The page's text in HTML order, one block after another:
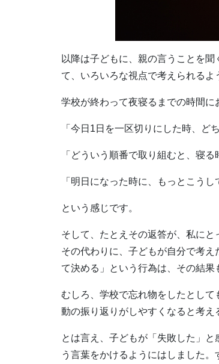
以降は子どもに、親の言うことを
て、いろいろな視点で考えられるよ
学校が終わって夜寝るまでの時間
「今日1日を一区切りにした時、ど
「どういう順番で取り組むと、寝
「明日になった時に、もっとこう
という感じです。
そして、たとえその返答が、私にと
その代わりに、子どもが自分で考
て決める」という行為は、その結果
むしろ、学校で忘れ物をしたとし
動の振り返りがしやすくなると考え
とは言え、子どもが「失敗した」
う言葉をかけるようにはしました